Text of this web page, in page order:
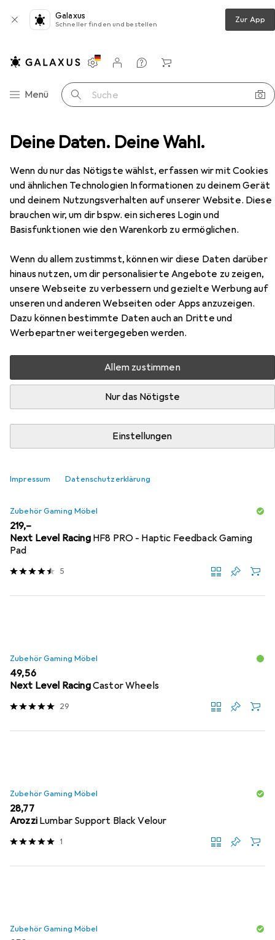
Deine Daten. Deine Wahl.
Wenn du nur das Nötigste wählst, erfassen wir mit Cookies
und ähnlichen Technologien Informationen zu deinem Gerät
und deinem Nutzungsverhalten auf unserer Website. Diese
brauchen wir, um dir bspw. ein sicheres Login und
Basisfunktionen wie den Warenkorb zu ermöglichen.
Wenn du allem zustimmst, können wir diese Daten darüber
hinaus nutzen, um dir personalisierte Angebote zu zeigen,
unsere Webseite zu verbessern und gezielte Werbung auf
unseren und anderen Webseiten oder Apps anzuzeigen.
Dazu können bestimmte Daten auch an Dritte und
Werbepartner weitergegeben werden.
Allem zustimmen
Nur das Nötigste
Einstellungen
Impressum Datenschutzerklärung
Galaxus
Schneller finden und bestellen Zur App
Navigation nach Kategorien
Menü Suche
Einstellungen
Kundenkonto
Vergleichslisten
Merklisten
Warenkorb
Stuhl Arozzi Gaming Stuhl Vernazza - Soft Fabric
EUR
318,90 EUR
369,77
Arozzi Gaming Stuhl Vernazza - Soft
Fabric
Zubehör für Arozzi Gaming Stuhl
Vernazza - Soft Fabric
Hier findest du passendes Zubehör zum Produkt Arozzi
Gaming Stuhl Vernazza - Soft Fabric aus der Kategorie
Zubehör Gaming Möbel.
Zubehör Gaming Möbel
EUR
219,–
Next Level Racing HF8 PRO - Haptic Feedback Gaming
Pad
5
Zubehör Gaming Möbel
EUR
49,56
Next Level RacingCastor Wheels
29
Zubehör Gaming Möbel
EUR
28,77
Arozzi Lumbar Support Black Velour
1
Zubehör Gaming Möbel